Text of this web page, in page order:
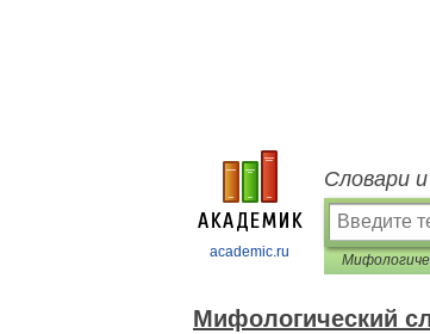
academic.ru
Словари
Мифологический